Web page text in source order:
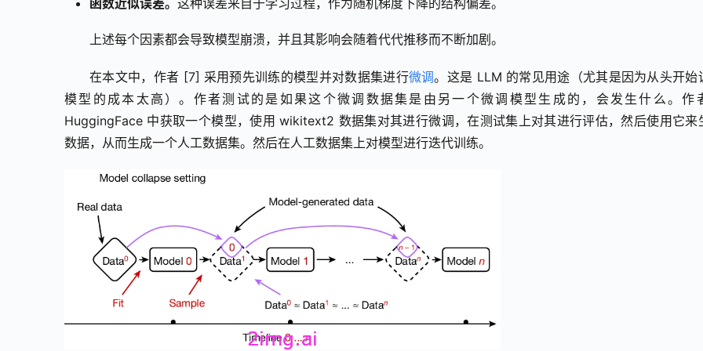
函数近似误差。 这种误差来自于学习过程，作为随机梯度下降的结构偏差。
上述每个因素都会导致模型崩溃，并且其影响会随着代代推移而不断加剧。
在本文中，作者 [7] 采用预先训练的模型并对数据集进行微调。这是 LLM 的常见用途（尤其是因为从头开始
模型的成本太高）。作者测试的是如果这个微调数据集是由另一个微调模型生成的，会发生什么。作
HuggingFace 中获取一个模型，使用 wikitext2 数据集对其进行微调，在测试集上对其进行评估，然后使用它来
数据，从而生成一个人工数据集。然后在人工数据集上对模型进行迭代训练。